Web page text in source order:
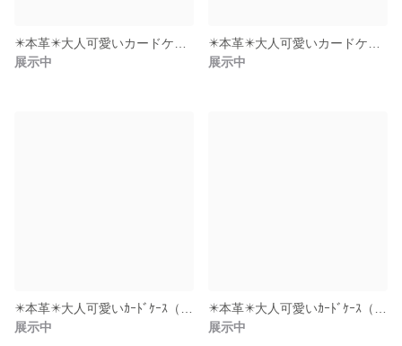
展示中
展示中
展示中
展示中